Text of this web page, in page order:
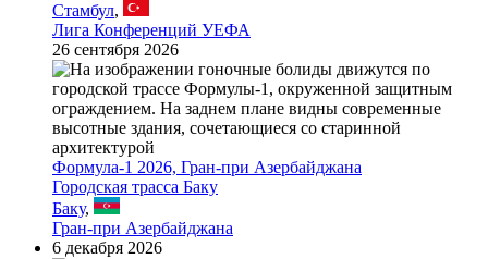
Стамбул,
Лига Конференций УЕФА
26 сентября 2026
Формула-1 2026, Гран-при Азербайджана
Городская трасса Баку
Баку,
Гран-при Азербайджана
6 декабря 2026